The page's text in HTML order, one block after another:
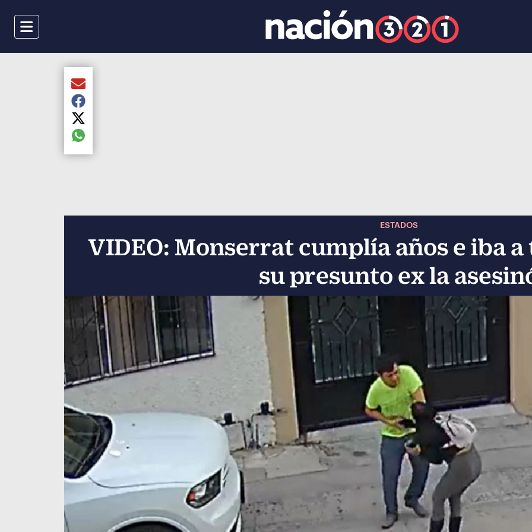
Menu
ESTADOS
VIDEO: Monserrat cumplía años e iba
su presunto ex la
Compartir el artículo actual mediante Email
Compartir el artículo actual mediante Facebook
Compartir el artículo actual mediante Twitter
Compartir el artículo actual mediante global.social-whatsapp